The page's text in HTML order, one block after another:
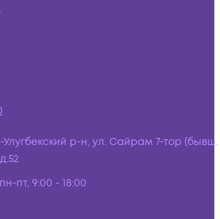
р-н, ул. Сайрам 7-тор (бывш.
пн-пт, 9:00 - 18:00